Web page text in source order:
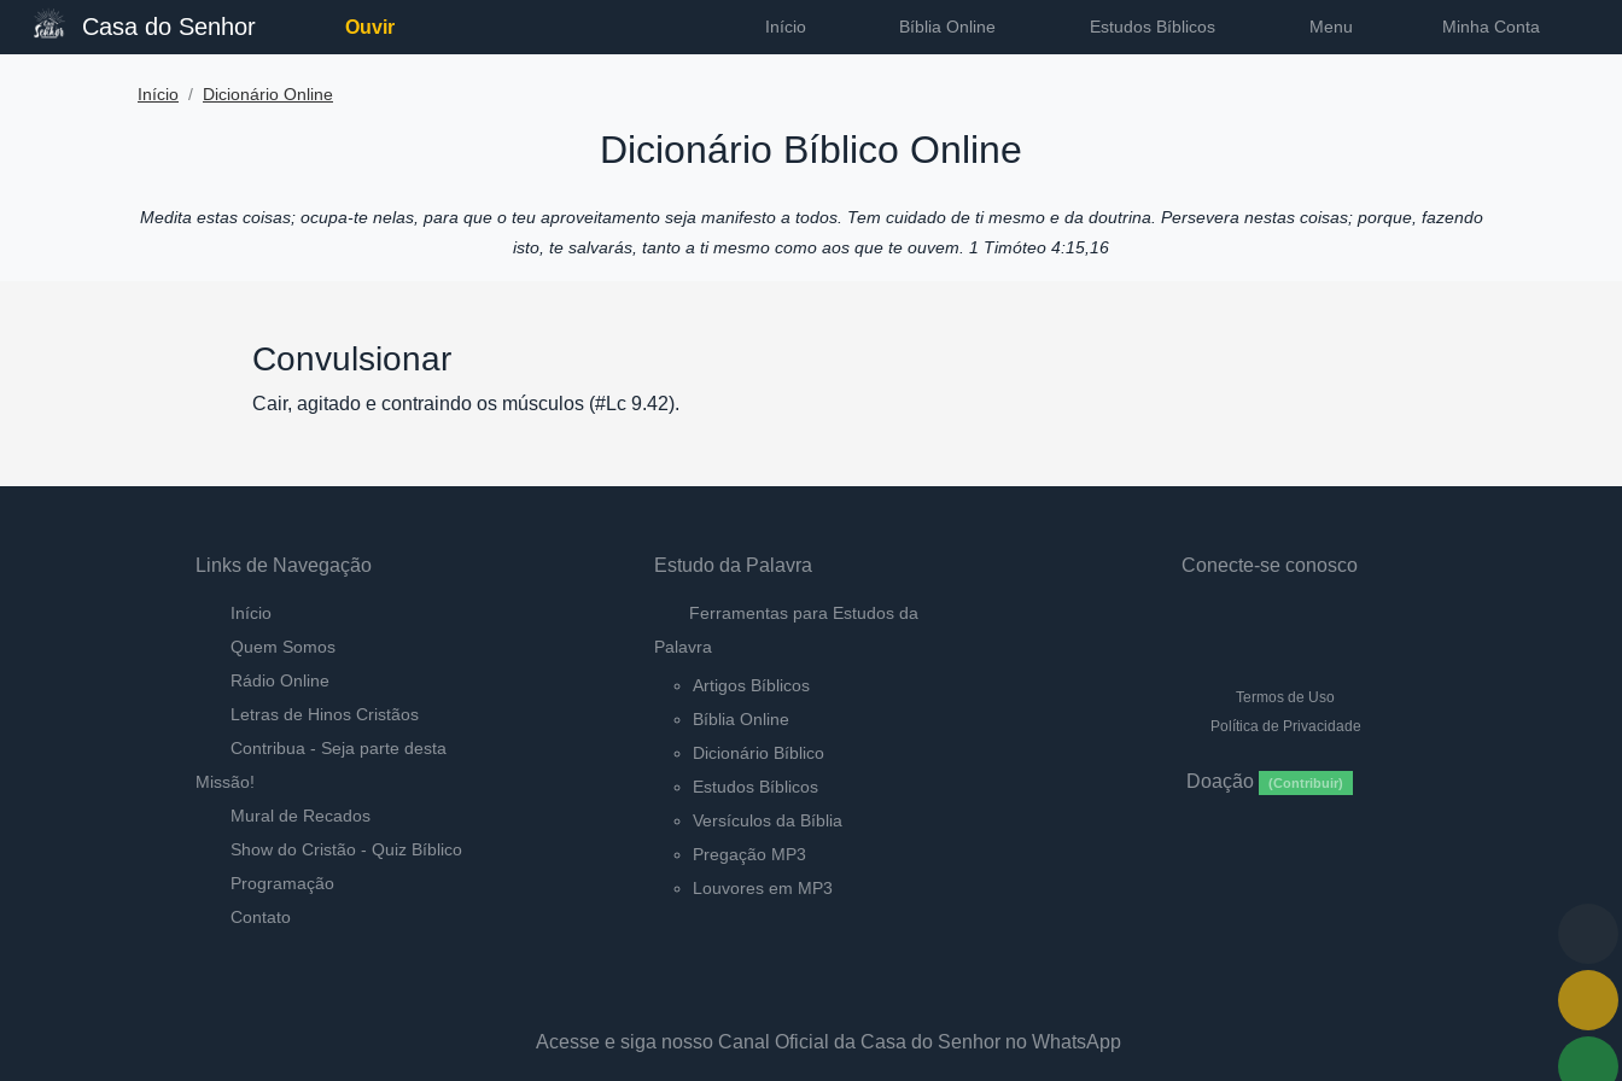
Casa do Senhor Ouvir Início Bíblia Online Estudos Bíblicos Menu Minha Conta
Início Dicionário Online
Dicionário Bíblico Online
Medita estas coisas; ocupa-te nelas, para que o teu aproveitamento seja manifesto a todos. Tem cuidado de ti mesmo e da doutrina. Persevera nestas coisas; porque, fazendo
isto, te salvarás, tanto a ti mesmo como aos que te ouvem. 1 Timóteo 4:15,16
Convulsionar
Cair, agitado e contraindo os músculos (#Lc 9.42).
Links de Navegação
Início
Quem Somos
Rádio Online
Letras de Hinos Cristãos
Contribua - Seja parte desta
Missão!
Mural de Recados
Show do Cristão - Quiz Bíblico
Programação
Contato
Estudo da Palavra
Ferramentas para Estudos da
Palavra
Artigos Bíblicos
Bíblia Online
Dicionário Bíblico
Estudos Bíblicos
Versículos da Bíblia
Pregação MP3
Louvores em MP3
Conecte-se conosco
Termos de Uso
Política de Privacidade
Doação (Contribuir)
Acesse e siga nosso Canal Oficial da Casa do Senhor no WhatsApp